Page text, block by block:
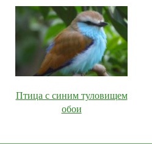
Птица с синим туловищем
обои